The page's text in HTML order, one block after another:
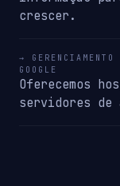
crescer.
→
GOOGLE
Oferecemos
servidores de